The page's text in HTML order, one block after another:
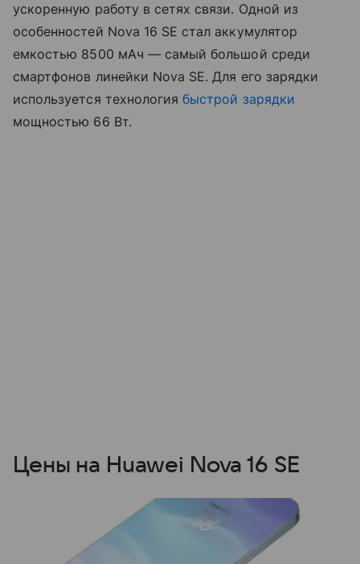
ускоренную работу в сетях связи. Одной из
особенностей Nova 16 SE стал аккумулятор
емкостью 8500 мАч — самый большой среди
смартфонов линейки Nova SE. Для его зарядки
используется технологиябыстрой зарядки
мощностью 66 Вт.
Цены на Huawei Nova 16 SE